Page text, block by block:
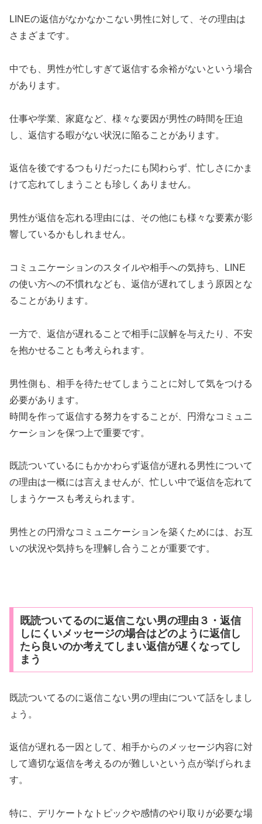
LINEの返信がなかなかこない男性に対して、その理由は
さまざまです。
中でも、男性が忙しすぎて返信する余裕がないという場合
があります。
仕事や学業、家庭など、様々な要因が男性の時間を圧迫
し、返信する暇がない状況に陥ることがあります。
返信を後でするつもりだったにも関わらず、忙しさにかま
けて忘れてしまうことも珍しくありません。
男性が返信を忘れる理由には、その他にも様々な要素が影
響しているかもしれません。
コミュニケーションのスタイルや相手への気持ち、LINE
の使い方への不慣れなども、返信が遅れてしまう原因とな
ることがあります。
一方で、返信が遅れることで相手に誤解を与えたり、不安
を抱かせることも考えられます。
男性側も、相手を待たせてしまうことに対して気をつける
必要があります。
時間を作って返信する努力をすることが、円滑なコミュニ
ケーションを保つ上で重要です。
既読ついているにもかかわらず返信が遅れる男性について
の理由は一概には言えませんが、忙しい中で返信を忘れて
しまうケースも考えられます。
男性との円滑なコミュニケーションを築くためには、お互
いの状況や気持ちを理解し合うことが重要です。
既読ついてるのに返信こない男の理由３・返信
しにくいメッセージの場合はどのように返信し
たら良いのか考えてしまい返信が遅くなってし
まう
既読ついてるのに返信こない男の理由について話をしまし
ょう。
返信が遅れる一因として、相手からのメッセージ内容に対
して適切な返信を考えるのが難しいという点が挙げられま
す。
特に、デリケートなトピックや感情のやり取りが必要な場